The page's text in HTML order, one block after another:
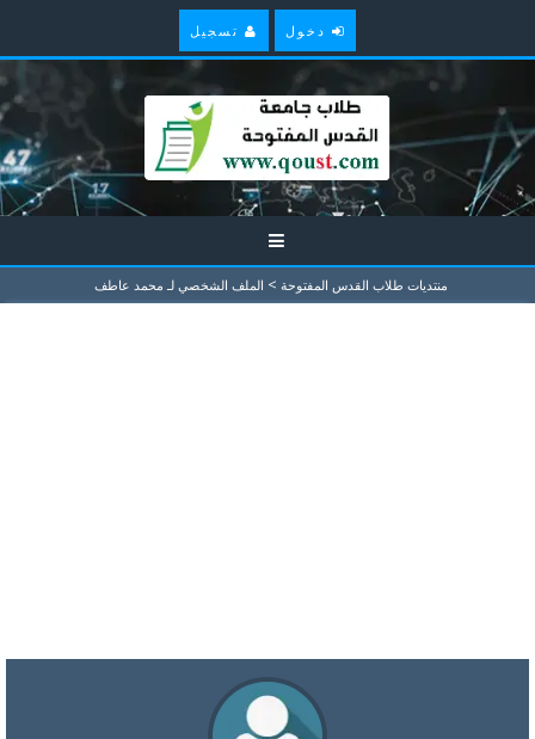
دخول تسجيل
منتديات طلاب القدس المفتوحة > الملف الشخصي لـ محمد عاطف